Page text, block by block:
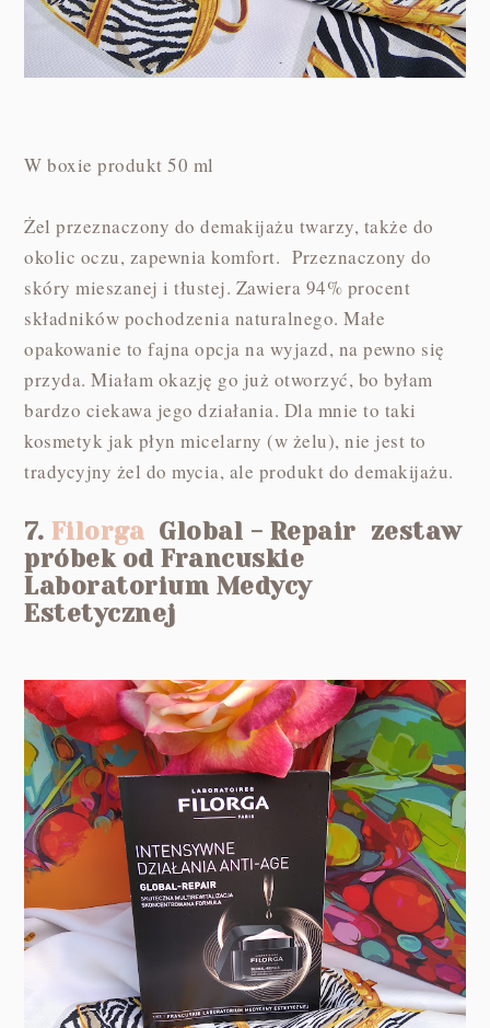
W boxie produkt 50 ml
Żel przeznaczony do demakijażu twarzy, także do
okolic oczu, zapewnia komfort. Przeznaczony do
skóry mieszanej i tłustej. Zawiera 94% procent
składników pochodzenia naturalnego. Małe
opakowanie to fajna opcja na wyjazd, na pewno się
przyda. Miałam okazję go już otworzyć, bo byłam
bardzo ciekawa jego działania. Dla mnie to taki
kosmetyk jak płyn micelarny (w żelu), nie jest to
tradycyjny żel do mycia, ale produkt do demakijażu.
7. Filorga Global - Repair zestaw
próbek od Francuskie
Laboratorium Medycy
Estetycznej